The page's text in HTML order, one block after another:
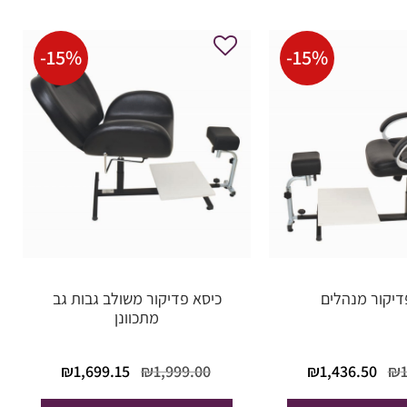
-15%
מנהלים
₪
המחיר ₪1,436.50
-15%
כיסא פדיקור משולב גבות גב
מתכוונן
₪1,999.00
המחיר ₪1,699.15